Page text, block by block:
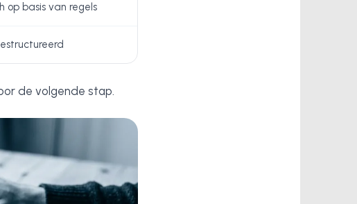
op basis van regels
de volgende stap.